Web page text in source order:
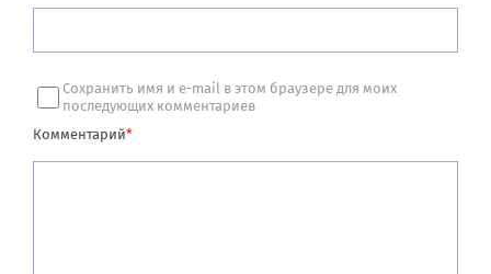
Сохранить имя и e-mail в этом браузере для моих
последующих комментариев
Комментарий*